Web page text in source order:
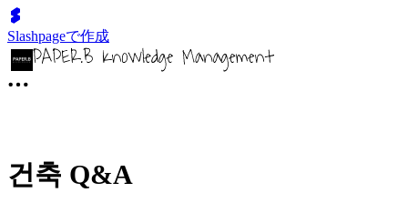
Slashpageで作成
건축 Q&A